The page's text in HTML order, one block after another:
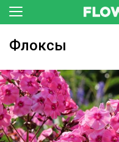
Флоксы